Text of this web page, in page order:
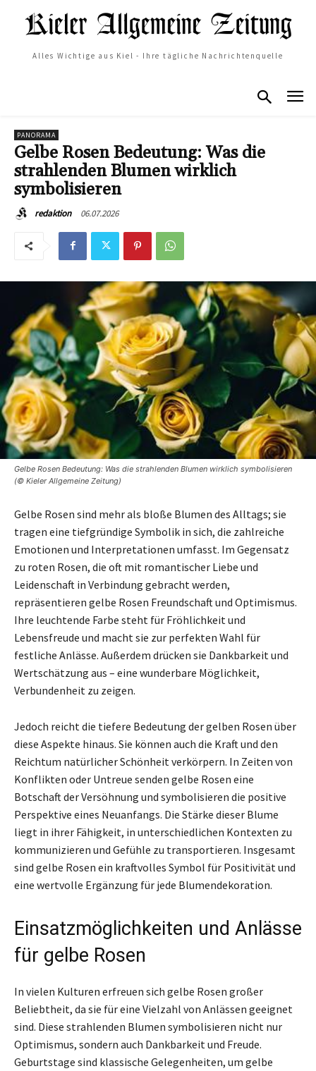
Alles Wichtige aus Kiel - Ihre tägliche Nachrichtenquelle
PANORAMA
Gelbe Rosen Bedeutung: Was die
strahlenden Blumen wirklich
symbolisieren
redaktion 06.07.2026
Gelbe Rosen Bedeutung: Was die strahlenden Blumen wirklich symbolisieren
(© Kieler Allgemeine Zeitung)
Gelbe Rosen sind mehr als bloße Blumen des Alltags; sie
tragen eine tiefgründige Symbolik in sich, die zahlreiche
Emotionen und Interpretationen umfasst. Im Gegensatz
zu roten Rosen, die oft mit romantischer Liebe und
Leidenschaft in Verbindung gebracht werden,
repräsentieren gelbe Rosen Freundschaft und Optimismus.
Ihre leuchtende Farbe steht für Fröhlichkeit und
Lebensfreude und macht sie zur perfekten Wahl für
festliche Anlässe. Außerdem drücken sie Dankbarkeit und
Wertschätzung aus – eine wunderbare Möglichkeit,
Verbundenheit zu zeigen.
Jedoch reicht die tiefere Bedeutung der gelben Rosen über
diese Aspekte hinaus. Sie können auch die Kraft und den
Reichtum natürlicher Schönheit verkörpern. In Zeiten von
Konflikten oder Untreue senden gelbe Rosen eine
Botschaft der Versöhnung und symbolisieren die positive
Perspektive eines Neuanfangs. Die Stärke dieser Blume
liegt in ihrer Fähigkeit, in unterschiedlichen Kontexten zu
kommunizieren und Gefühle zu transportieren. Insgesamt
sind gelbe Rosen ein kraftvolles Symbol für Positivität und
eine wertvolle Ergänzung für jede Blumendekoration.
Einsatzmöglichkeiten und Anlässe
für gelbe Rosen
In vielen Kulturen erfreuen sich gelbe Rosen großer
Beliebtheit, da sie für eine Vielzahl von Anlässen geeignet
sind. Diese strahlenden Blumen symbolisieren nicht nur
Optimismus, sondern auch Dankbarkeit und Freude.
Geburtstage sind klassische Gelegenheiten, um gelbe